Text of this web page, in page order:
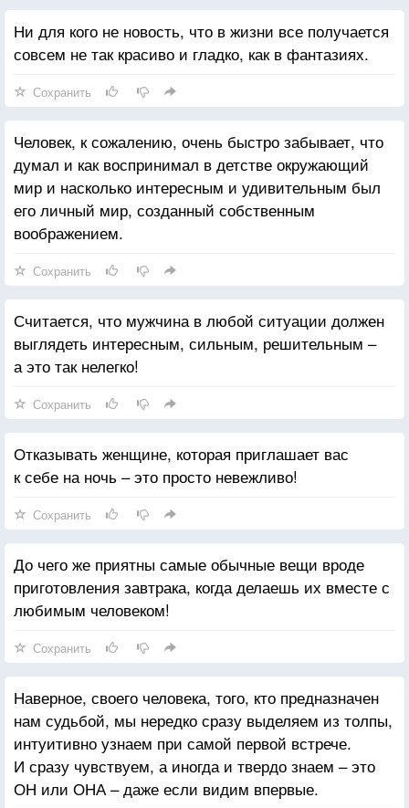
Ни для кого не новость, что в жизни все получается
совсем не так красиво и гладко, как в фантазиях.
Сохранить
Человек, к сожалению, очень быстро забывает, что
думал и как воспринимал в детстве окружающий
мир и насколько интересным и удивительным был
его личный мир, созданный собственным
воображением.
Сохранить
Считается, что мужчина в любой ситуации должен
выглядеть интересным, сильным, решительным –
а это так нелегко!
Сохранить
Отказывать женщине, которая приглашает вас
к себе на ночь – это просто невежливо!
Сохранить
До чего же приятны самые обычные вещи вроде
приготовления завтрака, когда делаешь их вместе с
любимым человеком!
Сохранить
Наверное, своего человека, того, кто предназначен
нам судьбой, мы нередко сразу выделяем из толпы,
интуитивно узнаем при самой первой встрече.
И сразу чувствуем, а иногда и твердо знаем – это
ОН или ОНА – даже если видим впервые.